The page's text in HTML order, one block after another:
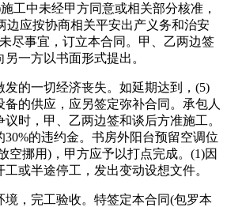
中未经甲方同意或相关部分核准，
边应按协商相关平安出产义务和治安
尽事宜，订立本合同。甲、乙两边签
一方以书面形式提出。
的一切经济丧失。如延期达到，(5)
的供应，应另签定弥补合同。承包人
时，甲、乙两边签和谈后方准施工。
的违约金。书房外阳台预留空调位
空挪用)，甲方应予以打点完成。(1)因
或半途停工，发出变动设想文件。
，完工验收。特签定本合同(包罗本